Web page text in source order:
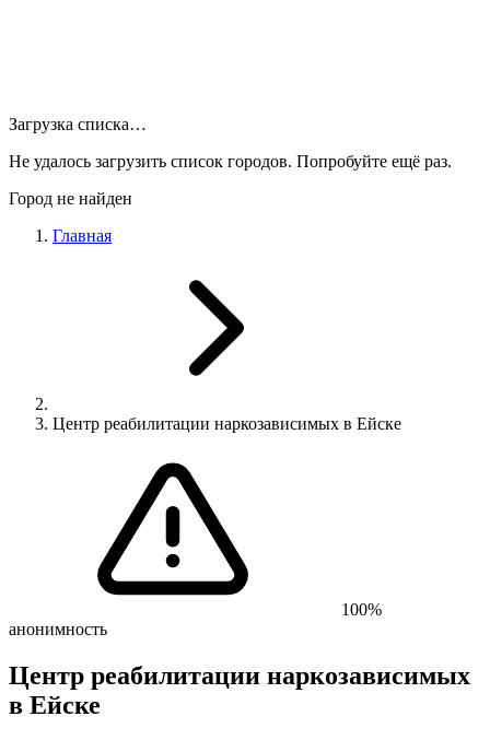
Загрузка списка…
Не удалось загрузить список городов. Попробуйте ещё раз.
Город не найден
Главная
Центр реабилитации наркозависимых в Ейске
100%
анонимность
Центр реабилитации наркозависимых
в Ейске